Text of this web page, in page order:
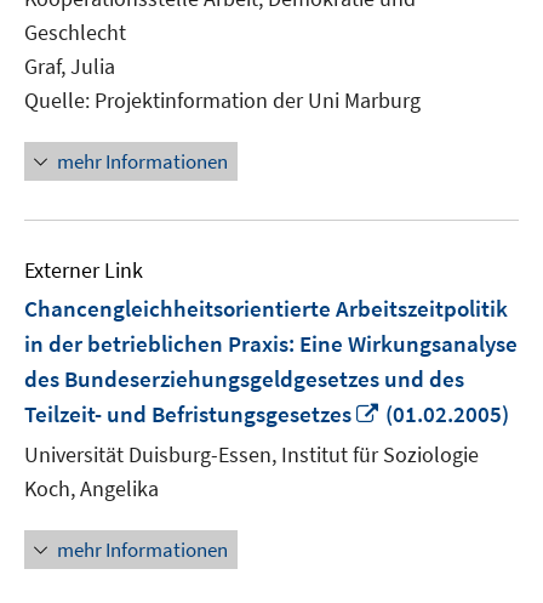
Geschlecht
Graf, Julia
Quelle: Projektinformation der Uni Marburg
mehr Informationen
Externer Link
Chancengleichheitsorientierte Arbeitszeitpolitik
in der betrieblichen Praxis: Eine Wirkungsanalyse
des Bundeserziehungsgeldgesetzes und des
Teilzeit- und Befristungsgesetzes
In
neuem
Fenster
(01.02.2005)
Universität Duisburg-Essen, Institut für Soziologie
Koch, Angelika
mehr Informationen